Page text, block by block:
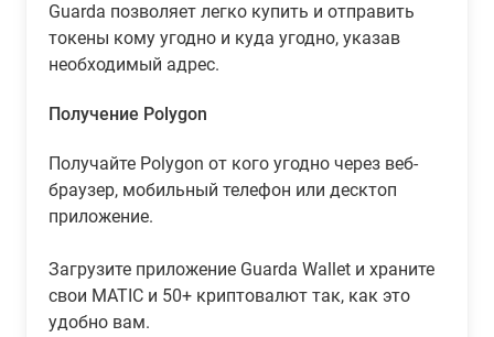
Guarda позволяет легко купить и отправить
токены кому угодно и куда угодно, указав
необходимый адрес.
Получение Polygon
Получайте Polygon от кого угодно через веб-
браузер, мобильный телефон или десктоп
приложение.
Загрузите приложение Guarda Wallet и храните
свои MATIC и 50+ криптовалют так, как это
удобно вам.